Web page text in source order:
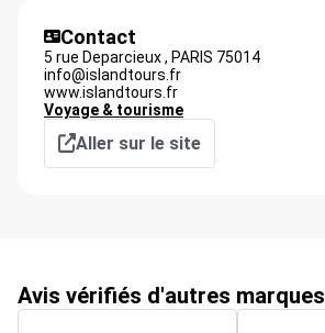
Contact
5 rue Deparcieux , PARIS 75014
info@islandtours.fr
www.islandtours.fr
Voyage & tourisme
Aller sur le site
Avis vérifiés d'autres marques